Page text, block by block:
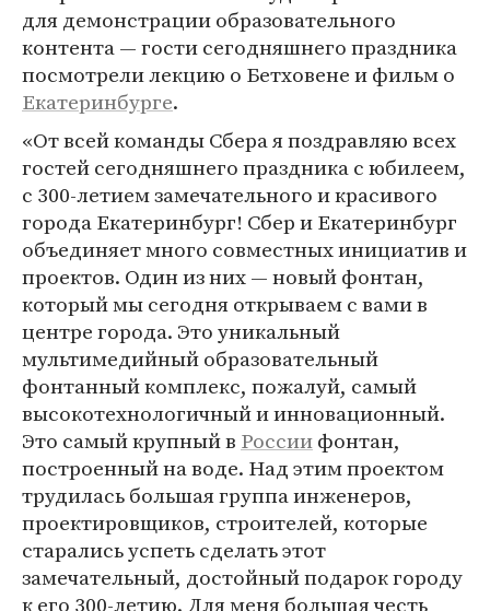
для демонстрации образовательного
контента — гости сегодняшнего праздника
посмотрели лекцию о Бетховене и фильм о
Екатеринбурге.
«От всей команды Сбера я поздравляю всех
гостей сегодняшнего праздника с юбилеем,
с 300-летием замечательного и красивого
города Екатеринбург! Сбер и Екатеринбург
объединяет много совместных инициатив и
проектов. Один из них — новый фонтан,
который мы сегодня открываем с вами в
центре города. Это уникальный
мультимедийный образовательный
фонтанный комплекс, пожалуй, самый
высокотехнологичный и инновационный.
Это самый крупный в Россиифонтан,
построенный на воде. Над этим проектом
трудилась большая группа инженеров,
проектировщиков, строителей, которые
старались успеть сделать этот
замечательный, достойный подарок городу
к его 300-летию. Для меня большая честь